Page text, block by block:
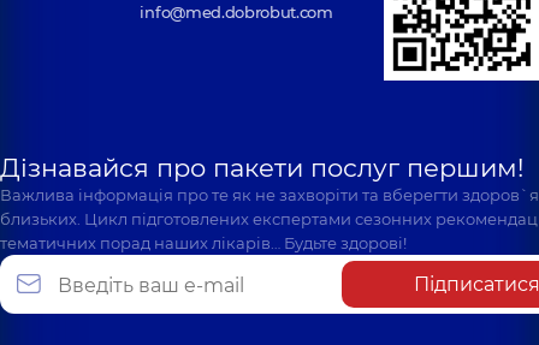
info@med.dobrobut.com
Дізнавайся про пакети послуг першим!
Важлива інформація про те як не захворіти та вберегти
близьких. Цикл підготовлених експертами сезонних
тематичних порад наших лікарів… Будьте здорові!
Підписатися